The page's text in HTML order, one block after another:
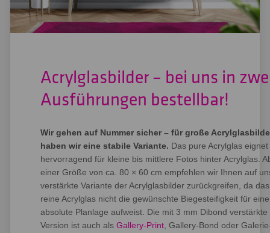
Acrylglasbilder – bei uns in
Ausführungen bestellbar!
Wir gehen auf Nummer sicher – für große
haben wir eine stabile Variante. Das pure Acrylglas
hervorragend für kleine bis mittlere Fotos hinter Acrylglas.
einer Größe von ca. 80 × 60 cm empfehlen wir Ihnen auf
verstärkte Variante der Acrylglasbilder zurückgreifen, da das
reine Acrylglas nicht die gewünschte Biegesteifigkeit für eine
absolute Planlage aufweist. Die mit 3 mm Dibond verstärkte
Version ist auch als Gallery-Print, Gallery-Bond oder